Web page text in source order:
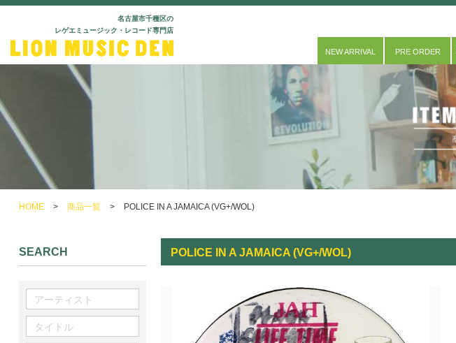
名古屋市千種区の
レゲエミュージック・レコード専門店
NEW ARRIVAL PRE ORDER
HOME > 商品一覧 > POLICE IN A JAMAICA (VG+/WOL)
POLICE IN A JAMAICA (VG+/WOL)
SEARCH